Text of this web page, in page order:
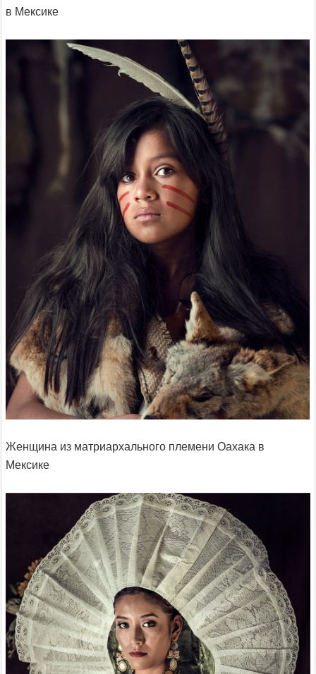
в Мексике
Женщина из матриархального племени Оахака в
Мексике